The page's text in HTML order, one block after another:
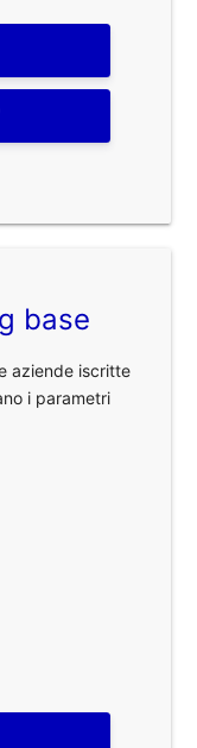
base
aziende iscritte
i parametri